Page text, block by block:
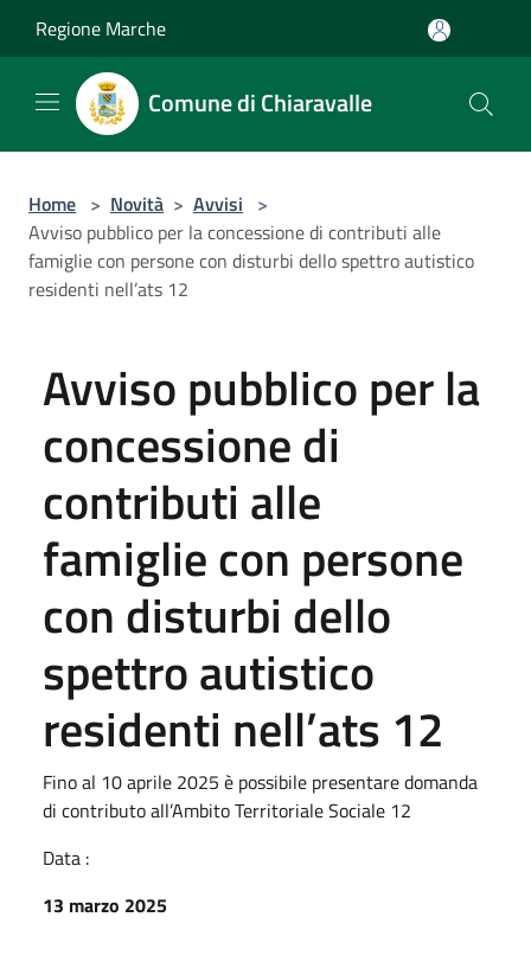
Regione Marche
Comune di Chiaravalle
Home > Novità > Avvisi >
Avviso pubblico per la concessione di contributi alle
famiglie con persone con disturbi dello spettro autistico
residenti nell’ats 12
Avviso pubblico per la
concessione di
contributi alle
famiglie con persone
con disturbi dello
spettro autistico
residenti nell’ats 12
Fino al 10 aprile 2025 è possibile presentare domanda
di contributo all’Ambito Territoriale Sociale 12
Data :
13 marzo 2025